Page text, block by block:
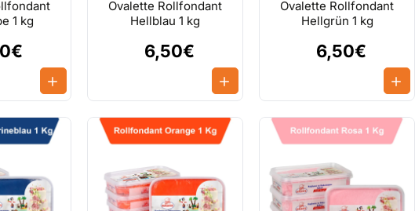
1 kg
Ovalette Rollfondant
Hellblau 1 kg
6,50€
Ovalette Rollfondant
Hellgrün 1 kg
6,50€